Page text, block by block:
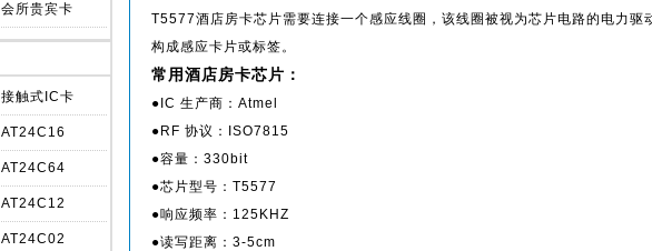
会所贵宾卡
接触式IC卡
AT24C16
AT24C64
AT24C12
AT24C02
T5577酒店房卡芯片需要连接一个感应线圈，该线圈被视为芯片电路的电力
构成感应卡片或标签。
常用酒店房卡芯片：
●IC 生产商：Atmel
●RF 协议：ISO7815
●容量：330bit
●芯片型号：T5577
●响应频率：125KHZ
●读写距离：3-5cm